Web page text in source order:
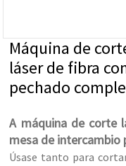
Máquina de
láser de fibra
pechado
A máquina de corte
mesa de intercambio
Úsase tanto para